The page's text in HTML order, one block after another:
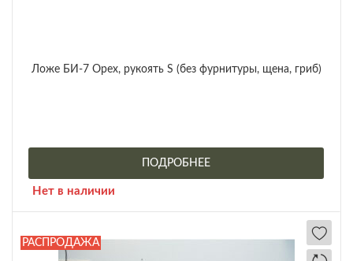
Ложе БИ-7 Орех, рукоять S (без фурнитуры, щена, гриб)
ПОДРОБНЕЕ
Нет в наличии
РАСПРОДАЖА